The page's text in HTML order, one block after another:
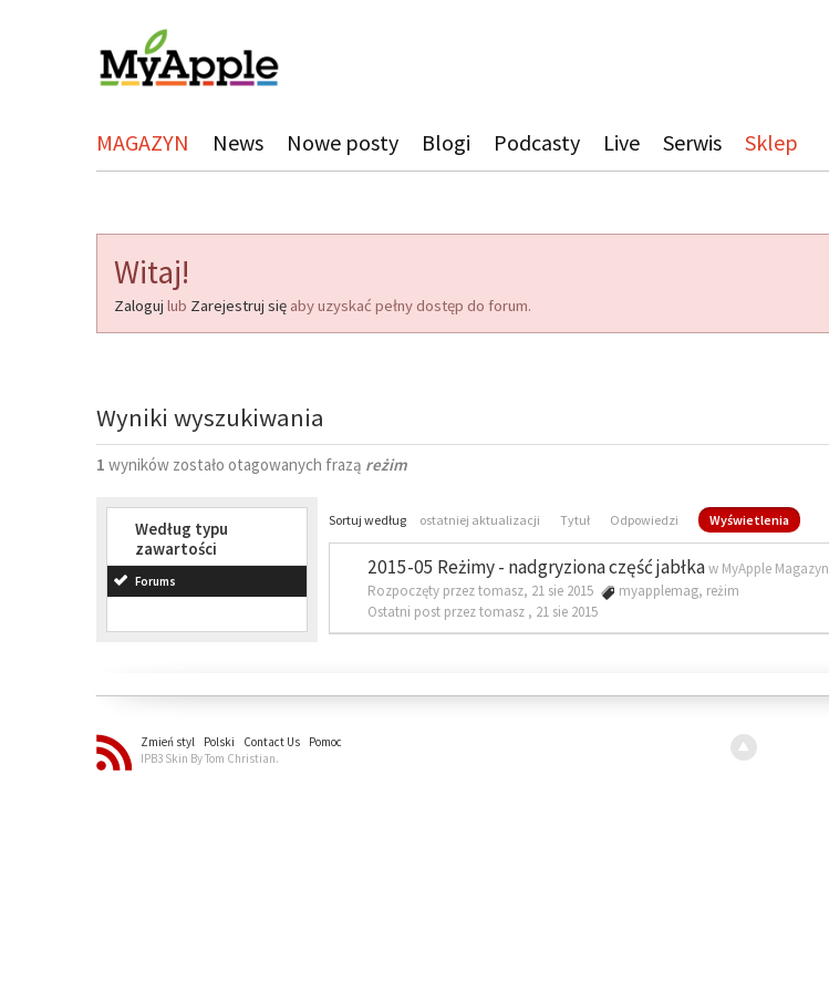
MAGAZYN News Nowe posty Blogi Podcasty Live Serwis Sklep
Witaj!
Zaloguj lub Zarejestruj się aby uzyskać pełny dostęp do forum.
Wyniki wyszukiwania
1 wyników zostało otagowanych frazą reżim
Według typu
zawartości
Forums
Sortuj według ostatniej aktualizacji Tytuł Odpowiedzi Wyświetlenia
2015-05 Reżimy - nadgryziona część jabłkaw MyApple Magazyn
Rozpoczęty przez tomasz, 21 sie 2015
myapplemag, reżim
Ostatni post przez tomasz , 21 sie 2015
Zmień styl Polski Contact Us
Pomoc
IPB3 Skin By Tom Christian.